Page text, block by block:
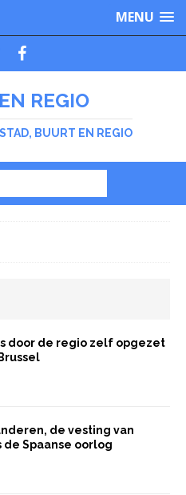
MENU
REGIO
BUURT EN REGIO
is door de regio zelf opgezet
de vesting van
de Spaanse oorlog